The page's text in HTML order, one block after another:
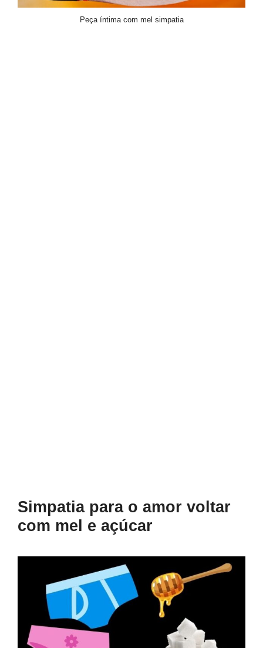
Peça íntima com mel simpatia
Simpatia para o amor voltar
com mel e açúcar